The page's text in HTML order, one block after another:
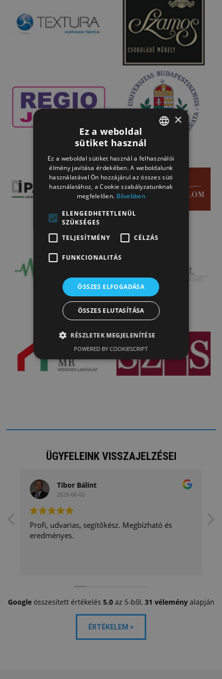
ÜGYFELEINK VISSZAJELZÉSEI
Tibor Bálint
2025-06-02
Profi, udvarias, segítőkész. Megbízható és
eredményes.
Googleösszesített értékelés 5.0az 5-ből, 31 véleményalapján
ÉRTÉKELEM >
HUNGARIAN
HUNGARIAN
×
Ez a weboldal
sütiket használ
Ez a weboldal sütiket használ a felhasználói
élmény javítása érdekében. A weboldalunk
használatával Ön hozzájárul az összes süti
használatához, a Cookie szabályzatunknak
megfelelően. Bővebben
ELENGEDHETETLENÜL
SZÜKSÉGES
TELJESÍTMÉNY
CÉLZÁS
FUNKCIONALITÁS
ÖSSZES ELFOGADÁSA
ÖSSZES ELUTASÍTÁSA
RÉSZLETEK MEGJELENÍTÉSE
POWERED BY COOKIESCRIPT